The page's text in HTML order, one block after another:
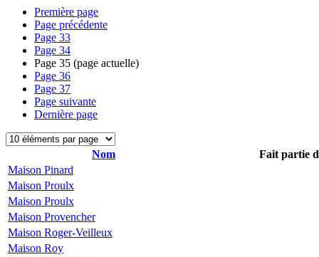
Première page
Page précédente
Page 33
Page 34
Page 35 (page actuelle)
Page 36
Page 37
Page suivante
Dernière page
Nom
Fait partie
Maison Pinard
Maison Proulx
Maison Proulx
Maison Provencher
Maison Roger-Veilleux
Maison Roy